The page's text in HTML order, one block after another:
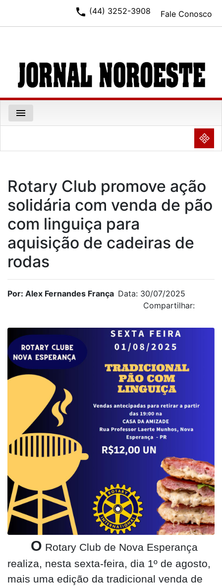
Fale Conosco
phone (44) 3252-3908
menu
NULL
Rotary Club promove ação
solidária com venda de pão
com linguiça para
aquisição de cadeiras de
rodas
Por: Alex Fernandes França Data: 30/07/2025
Compartilhar:
O Rotary Club de Nova Esperança
realiza, nesta sexta-feira, dia 1º de agosto,
mais uma edição da tradicional venda de